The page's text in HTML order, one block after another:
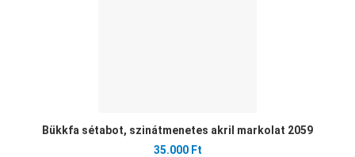
Bükkfa sétabot, szinátmenetes akril markolat 2059
35.000 Ft